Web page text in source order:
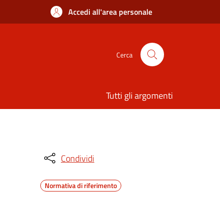
Accedi all'area personale
Cerca
Tutti gli argomenti
Condividi
Normativa di riferimento